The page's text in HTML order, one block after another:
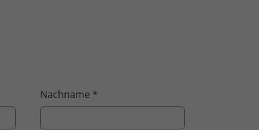
Nachname *